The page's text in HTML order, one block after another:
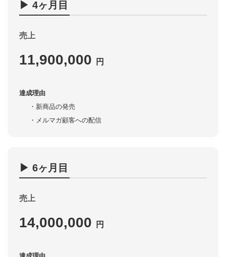
▶︎ 4ヶ月目
売上
11,900,000 円
達成理由
新商品の発売
メルマガ顧客への配信
▶︎ 6ヶ月目
売上
14,000,000 円